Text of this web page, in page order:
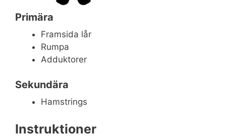
Primära
Framsida lår
Rumpa
Adduktorer
Sekundära
Hamstrings
Instruktioner